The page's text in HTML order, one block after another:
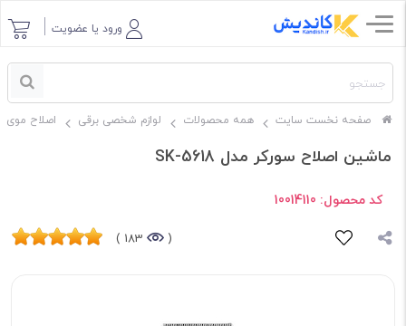
ورود یا عضویت
صفحه نخست سایت همه محصولات لوازم شخصی برقی اصلاح موی
ماشین اصلاح سورکر مدل SK-5618
کد محصول: 10014110
(
183 )